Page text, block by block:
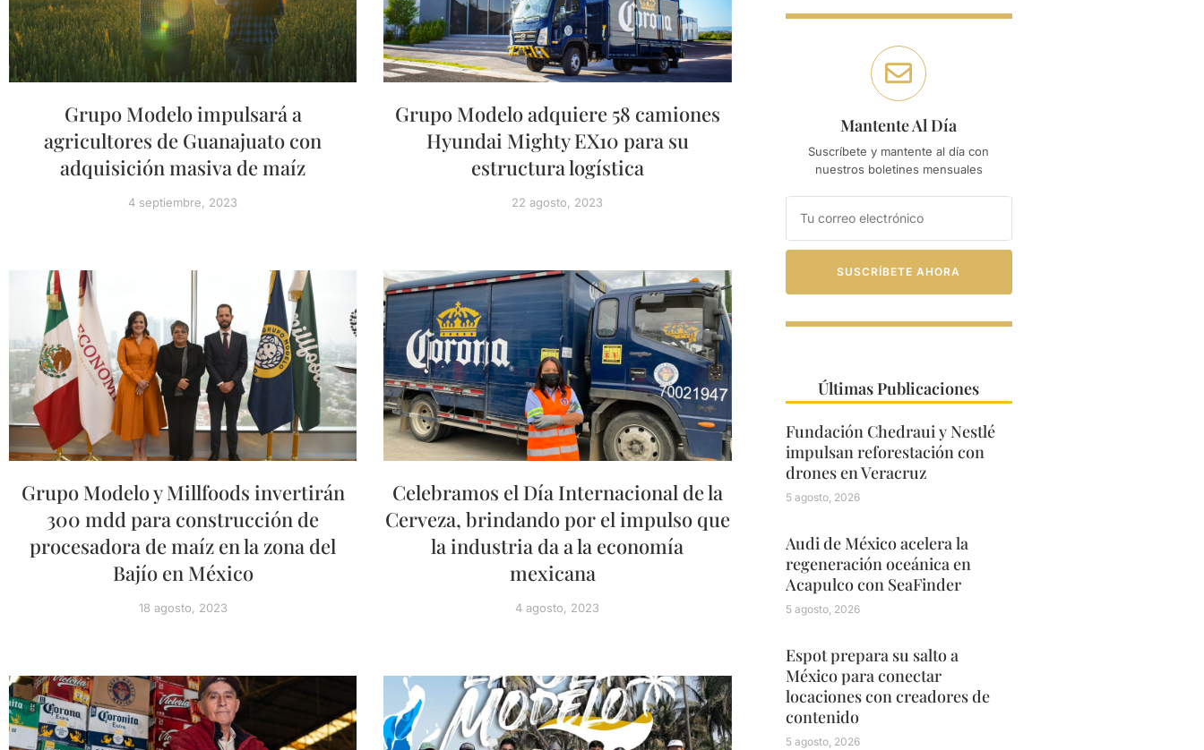
Grupo Modelo impulsará a
agricultores de Guanajuato con
adquisición masiva de maíz
4 septiembre, 2023
Grupo Modelo adquiere 58 camiones
Hyundai Mighty EX10 para su
estructura logística
22 agosto, 2023
Grupo Modelo y Millfoods invertirán
300 mdd para construcción de
procesadora de maíz en la zona del
Bajío en México
18 agosto, 2023
Celebramos el Día Internacional de la
Cerveza, brindando por el impulso que
la industria da a la economía
mexicana
4 agosto, 2023
Mantente Al Día
Suscríbete y mantente al día con
nuestros boletines mensuales
SUSCRÍBETE AHORA
Últimas Publicaciones
Fundación Chedraui y Nestlé
impulsan reforestación con
drones en Veracruz
5 agosto, 2026
Audi de México acelera la
regeneración oceánica en
Acapulco con SeaFinder
5 agosto, 2026
Espot prepara su salto a
México para conectar
locaciones con creadores de
contenido
5 agosto, 2026